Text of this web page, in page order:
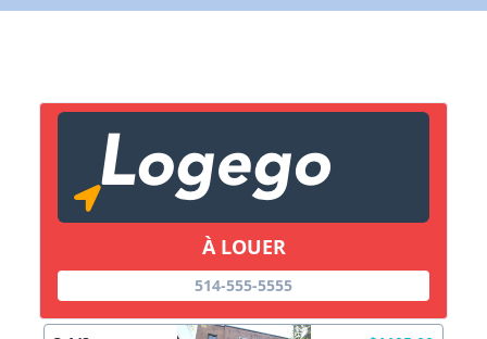
À LOUER
514-555-5555
X Fermer
Lien vers inscription (sera inclus dans courriel)
Copier lien
X Fermer Envoyez